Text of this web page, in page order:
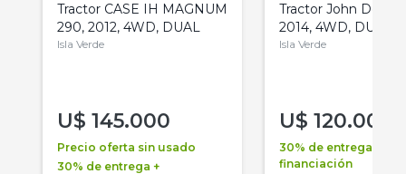
Tractor CASE IH MAGNUM
290, 2012, 4WD, DUAL
Isla Verde
U$ 145.000
Precio oferta sin usado
30% de entrega +
Tractor John Deere
2014, 4WD, DUAL
Isla Verde
U$ 120.000
30% de entrega +
financiación